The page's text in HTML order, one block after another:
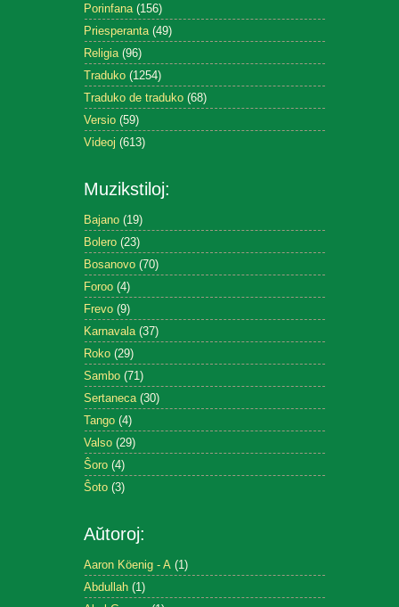
Porinfana (156)
Priesperanta (49)
Religia (96)
Traduko (1254)
Traduko de traduko (68)
Versio (59)
Videoj (613)
Muzikstiloj:
Bajano (19)
Bolero (23)
Bosanovo (70)
Foroo (4)
Frevo (9)
Karnavala (37)
Roko (29)
Sambo (71)
Sertaneca (30)
Tango (4)
Valso (29)
Ŝoro (4)
Ŝoto (3)
Aŭtoroj:
Aaron Köenig - A (1)
Abdullah (1)